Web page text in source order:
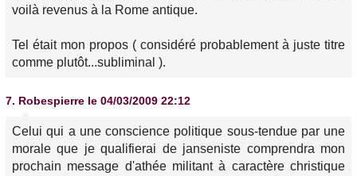
voilà revenus à la Rome antique.
Tel était mon propos ( considéré probablement à juste titre
comme plutôt...subliminal ).
7. Robespierre le 04/03/2009 22:12
Celui qui a une conscience politique sous-tendue par une
morale que je qualifierai de janseniste comprendra mon
prochain message d'athée militant à caractère christique